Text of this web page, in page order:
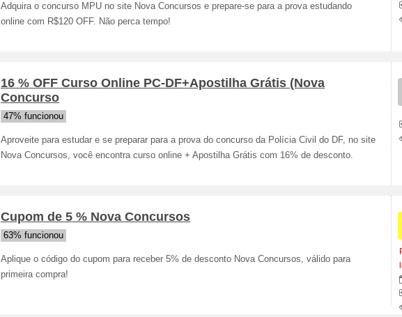
Adquira o concurso MPU no site Nova Concursos e prepare-se para a prova estudando
online com R$120 OFF. Não perca tempo!
16 % OFF Curso Online PC-DF+Apostilha Grátis (Nova
Concurso
47% funcionou
Aproveite para estudar e se preparar para a prova do concurso da Polícia Civil do DF, no site
Nova Concursos, você encontra curso online + Apostilha Grátis com 16% de desconto.
Cupom de 5 % Nova Concursos
63% funcionou
Aplique o código do cupom para receber 5% de desconto Nova Concursos, válido para
primeira compra!